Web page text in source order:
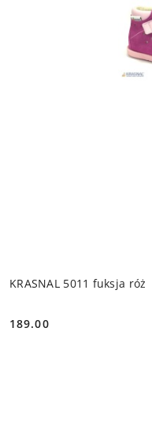
KRASNAL 5011 fuksja róż
Cena:
189.00